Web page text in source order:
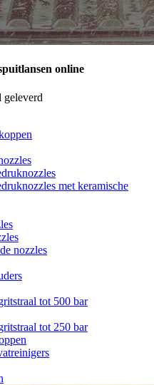
online
geleverd
met keramische
nozzles
tot 500 bar
tot 250 bar